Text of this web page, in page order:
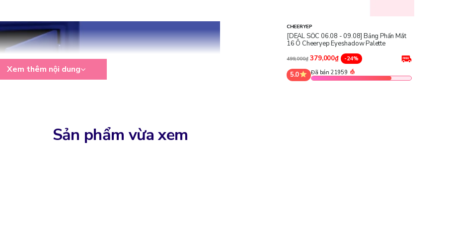
Xem thêm nội dung
CHEERYEP
[DEAL SỐC 06.08 - 09.08] Bảng Phấn Mắt
16 Ô Cheeryep Eyeshadow Palette
499,000₫ 379,000₫ -24%
5.0 Đã bán 21959
Sản phẩm vừa xem